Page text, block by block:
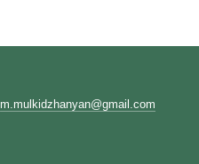
m.mulkidzhanyan@gmail.com